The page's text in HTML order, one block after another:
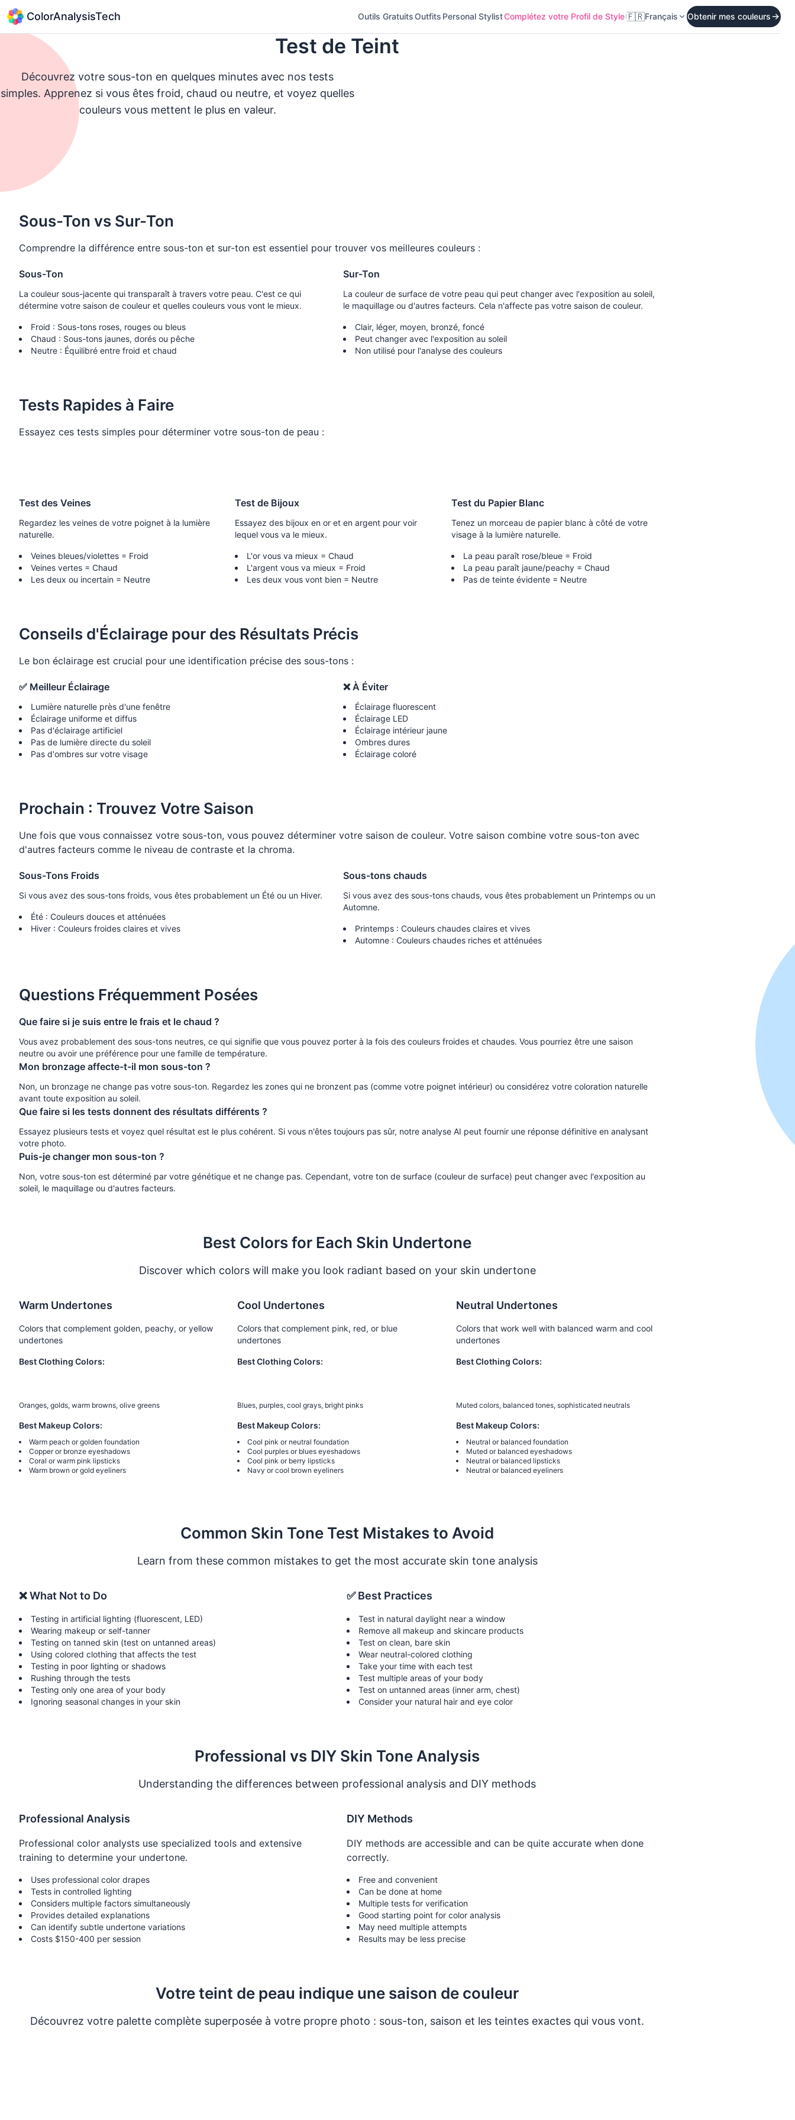
ColorAnalysisTech Outils GratuitsOutfits Personal StylistComplétez votre Profil de Style🇫🇷Français Obtenir mes couleurs
Test de Teint
Découvrez votre sous-ton en quelques minutes avec nos tests
simples. Apprenez si vous êtes froid, chaud ou neutre, et voyez quelles
couleurs vous mettent le plus en valeur.
Sous-Ton vs Sur-Ton
Comprendre la différence entre sous-ton et sur-ton est essentiel pour trouver vos meilleures couleurs :
Sous-Ton
La couleur sous-jacente qui transparaît à travers votre peau. C'est ce qui
détermine votre saison de couleur et quelles couleurs vous vont le mieux.
Froid : Sous-tons roses, rouges ou bleus
Chaud : Sous-tons jaunes, dorés ou pêche
Neutre : Équilibré entre froid et chaud
Sur-Ton
La couleur de surface de votre peau qui peut changer avec l'exposition au soleil,
le maquillage ou d'autres facteurs. Cela n'affecte pas votre saison de couleur.
Clair, léger, moyen, bronzé, foncé
Peut changer avec l'exposition au soleil
Non utilisé pour l'analyse des couleurs
Tests Rapides à Faire
Essayez ces tests simples pour déterminer votre sous-ton de peau :
Test des Veines
Regardez les veines de votre poignet à la lumière
naturelle.
Veines bleues/violettes = Froid
Veines vertes = Chaud
Les deux ou incertain = Neutre
Test de Bijoux
Essayez des bijoux en or et en argent pour voir
lequel vous va le mieux.
L'or vous va mieux = Chaud
L'argent vous va mieux = Froid
Les deux vous vont bien = Neutre
Test du Papier Blanc
Tenez un morceau de papier blanc à côté de votre
visage à la lumière naturelle.
La peau paraît rose/bleue = Froid
La peau paraît jaune/peachy = Chaud
Pas de teinte évidente = Neutre
Conseils d'Éclairage pour des Résultats Précis
Le bon éclairage est crucial pour une identification précise des sous-tons :
✅ Meilleur Éclairage
Lumière naturelle près d'une fenêtre
Éclairage uniforme et diffus
Pas d'éclairage artificiel
Pas de lumière directe du soleil
Pas d'ombres sur votre visage
❌À Éviter
Éclairage fluorescent
Éclairage LED
Éclairage intérieur jaune
Ombres dures
Éclairage coloré
Prochain : Trouvez Votre Saison
Une fois que vous connaissez votre sous-ton, vous pouvez déterminer votre saison de couleur. Votre saison combine votre sous-ton avec
d'autres facteurs comme le niveau de contraste et la chroma.
Sous-Tons Froids
Si vous avez des sous-tons froids, vous êtes probablement un Été ou un Hiver.
Été : Couleurs douces et atténuées
Hiver : Couleurs froides claires et vives
Sous-tons chauds
Si vous avez des sous-tons chauds, vous êtes probablement un Printemps ou un
Automne.
Printemps : Couleurs chaudes claires et vives
Automne : Couleurs chaudes riches et atténuées
Questions Fréquemment Posées
Que faire si je suis entre le frais et le chaud ?
Vous avez probablement des sous-tons neutres, ce qui signifie que vous pouvez porter à la fois des couleurs froides et chaudes. Vous pourriez être une saison
neutre ou avoir une préférence pour une famille de température.
Mon bronzage affecte-t-il mon sous-ton ?
Non, un bronzage ne change pas votre sous-ton. Regardez les zones qui ne bronzent pas (comme votre poignet intérieur) ou considérez votre coloration naturelle
avant toute exposition au soleil.
Que faire si les tests donnent des résultats différents ?
Essayez plusieurs tests et voyez quel résultat est le plus cohérent. Si vous n'êtes toujours pas sûr, notre analyse AI peut fournir une réponse définitive en analysant
votre photo.
Puis-je changer mon sous-ton ?
Non, votre sous-ton est déterminé par votre génétique et ne change pas. Cependant, votre ton de surface (couleur de surface) peut changer avec l'exposition au
soleil, le maquillage ou d'autres facteurs.
Best Colors for Each Skin Undertone
Discover which colors will make you look radiant based on your skin undertone
Warm Undertones
Colors that complement golden, peachy, or yellow
undertones
Best Clothing Colors:
Oranges, golds, warm browns, olive greens
Best Makeup Colors:
Warm peach or golden foundation
Copper or bronze eyeshadows
Coral or warm pink lipsticks
Warm brown or gold eyeliners
Cool Undertones
Colors that complement pink, red, or blue
undertones
Best Clothing Colors:
Blues, purples, cool grays, bright pinks
Best Makeup Colors:
Cool pink or neutral foundation
Cool purples or blues eyeshadows
Cool pink or berry lipsticks
Navy or cool brown eyeliners
Neutral Undertones
Colors that work well with balanced warm and cool
undertones
Best Clothing Colors:
Muted colors, balanced tones, sophisticated neutrals
Best Makeup Colors:
Neutral or balanced foundation
Muted or balanced eyeshadows
Neutral or balanced lipsticks
Neutral or balanced eyeliners
Common Skin Tone Test Mistakes to Avoid
Learn from these common mistakes to get the most accurate skin tone analysis
❌ What Not to Do
Testing in artificial lighting (fluorescent, LED)
Wearing makeup or self-tanner
Testing on tanned skin (test on untanned areas)
Using colored clothing that affects the test
Testing in poor lighting or shadows
Rushing through the tests
Testing only one area of your body
Ignoring seasonal changes in your skin
✅ Best Practices
Test in natural daylight near a window
Remove all makeup and skincare products
Test on clean, bare skin
Wear neutral-colored clothing
Take your time with each test
Test multiple areas of your body
Test on untanned areas (inner arm, chest)
Consider your natural hair and eye color
Professional vs DIY Skin Tone Analysis
Understanding the differences between professional analysis and DIY methods
Professional Analysis
Professional color analysts use specialized tools and extensive
training to determine your undertone.
Uses professional color drapes
Tests in controlled lighting
Considers multiple factors simultaneously
Provides detailed explanations
Can identify subtle undertone variations
Costs $150-400 per session
DIY Methods
DIY methods are accessible and can be quite accurate when done
correctly.
Free and convenient
Can be done at home
Multiple tests for verification
Good starting point for color analysis
May need multiple attempts
Results may be less precise
Votre teint de peau indique une saison de couleur
Découvrez votre palette complète superposée à votre propre photo : sous-ton, saison et les teintes exactes qui vous vont.